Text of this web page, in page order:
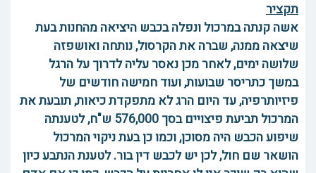
תקציר
אשה קנתה במרכול ונפלה בכבש היציאה מהחנות בעת
שיצאה ממנה, שברה את הקרסול, נותחה ואושפזה
שלושה ימים, לאחר מכן נאסר עליה לדרוך על הרגל
במשך כתריסר שבועות, ועוד חמישה חודשים של
פיזיותרפיה, עד היום הרג לא מתפקדת כיאות, תובעת את
המרכול תביעת פיצויים בסך 576,000 ש"ח, לטענתה
שיפוע הכבש היה מסוכן, וכמו כן בעת ניקוי המרכול
הושאר שם חול, לכן יש לכבש דין בור. לטענת הנתבע כיון